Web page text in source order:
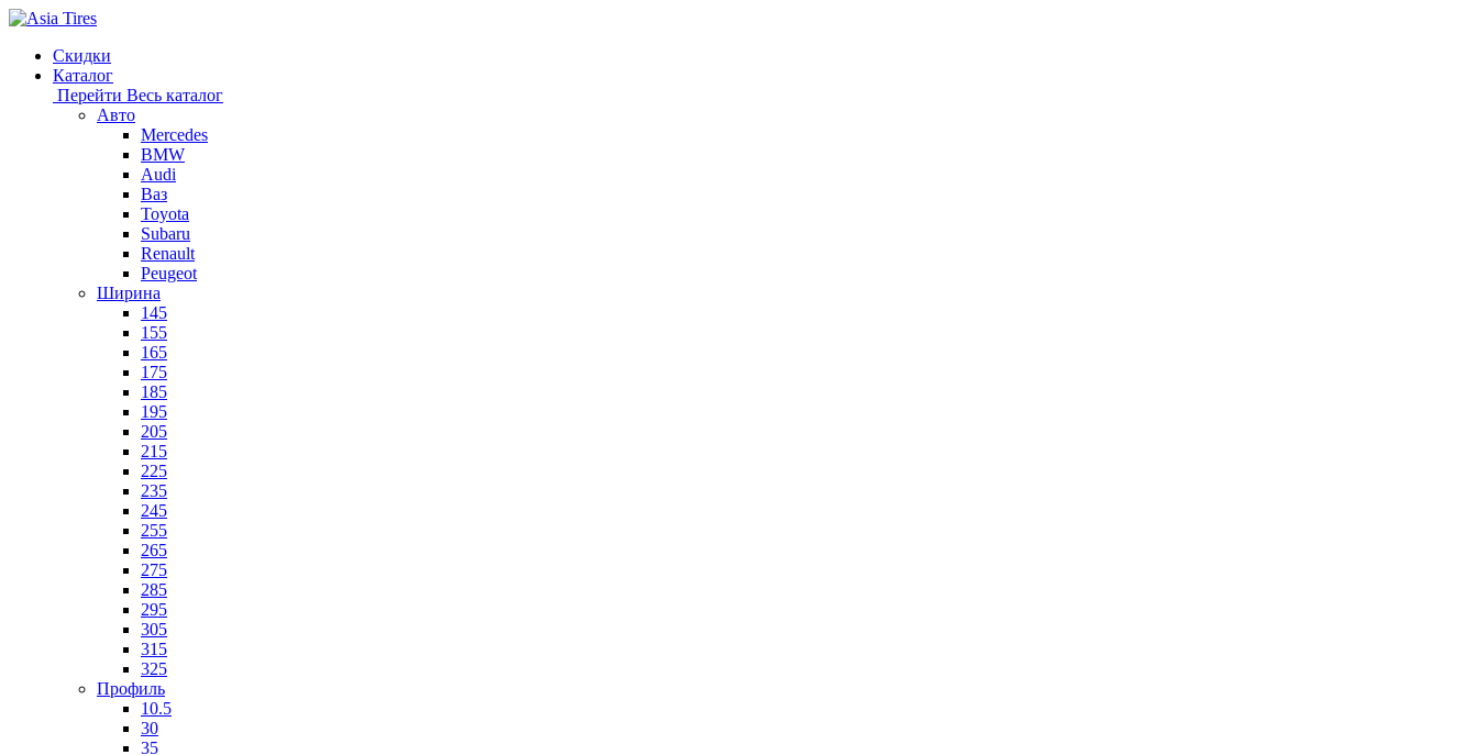
Скидки
Каталог
Перейти Весь каталог
Авто
Mercedes
BMW
Audi
Ваз
Toyota
Subaru
Renault
Peugeot
Ширина
145
155
165
175
185
195
205
215
225
235
245
255
265
275
285
295
305
315
325
Профиль
10.5
30
35